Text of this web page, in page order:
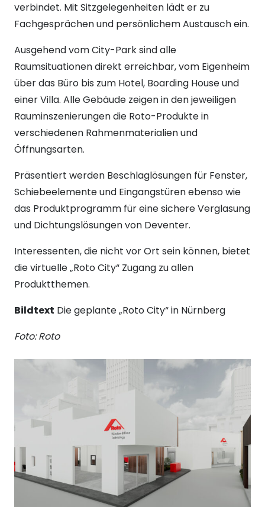
verbindet. Mit Sitzgelegenheiten lädt er zu
Fachgesprächen und persönlichem Austausch ein.
Ausgehend vom City-Park sind alle
Raumsituationen direkt erreichbar, vom Eigenheim
über das Büro bis zum Hotel, Boarding House und
einer Villa. Alle Gebäude zeigen in den jeweiligen
Rauminszenierungen die Roto-Produkte in
verschiedenen Rahmenmaterialien und
Öffnungsarten.
Präsentiert werden Beschlaglösungen für Fenster,
Schiebeelemente und Eingangstüren ebenso wie
das Produktprogramm für eine sichere Verglasung
und Dichtungslösungen von Deventer.
Interessenten, die nicht vor Ort sein können, bietet
die virtuelle „Roto City“ Zugang zu allen
Produktthemen.
Bildtext Die geplante „Roto City“ in Nürnberg
Foto: Roto